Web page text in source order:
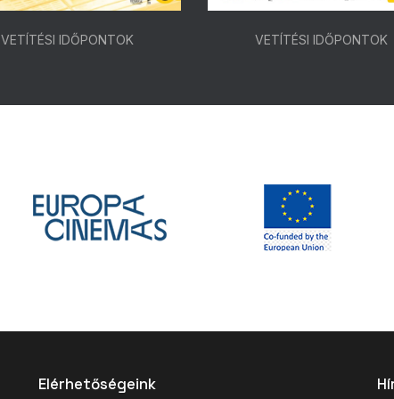
VETÍTÉSI IDŐPONTOK VETÍTÉSI IDŐPONTOK
Elérhetőségeink